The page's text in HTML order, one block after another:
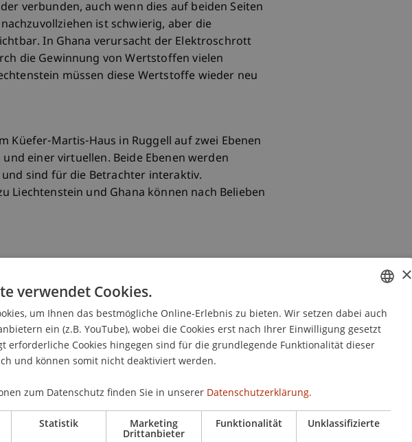
verbunden, auch wenn dies auf beiden Seiten
ist schwierig, aber die
In Ghana verursacht der Elektroschrott
die Gewinnung von Wertstoffen vielen
müssen diese Wertstoffe wieder neu
Küefer-Martis-Haus in Ruggell auf zwei Ebenen
einer virtuellen. Beide Ebenen werden
sind für die Betrachter interaktiv.
Liechtenstein und Ghana können nach Belieben
am Dienstag, 16. April, 18 Uhr, sprechen
Kultur bei der Regierung des Fürstentums
der Universität Liechtenstein, Daniel
School of Architecture und Alberto Alessi,
School of Architecture.
GERMAN
ENGLISH
×
verwendet Cookies.
um Ihnen das bestmögliche Online-Erlebnis zu bieten. Wir setzen dabei auch
ein (z.B. YouTube), wobei die Cookies erst nach Ihrer Einwilligung gesetzt
erforderliche Cookies hingegen sind für die grundlegende Funktionalität dieser
und können somit nicht deaktiviert werden.
zum Datenschutz finden Sie in unserer Datenschutzerklärung.
Statistik Marketing
Drittanbieter
Funktionalität Unklassifizierte